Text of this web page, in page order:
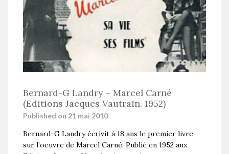
Bernard-G Landry – Marcel Carné
(Editions Jacques Vautrain. 1952)
Published on 21 mai 2010
Bernard-G Landry écrivit à 18 ans le premier livre
sur l’oeuvre de Marcel Carné. Publié en 1952 aux